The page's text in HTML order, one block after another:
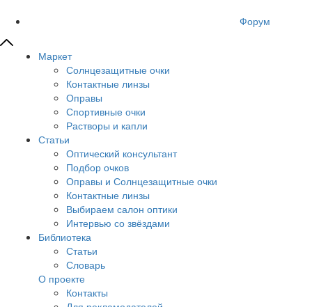
Форум
Маркет
Солнцезащитные очки
Контактные линзы
Оправы
Спортивные очки
Растворы и капли
Статьи
Оптический консультант
Подбор очков
Оправы и Солнцезащитные очки
Контактные линзы
Выбираем салон оптики
Интервью со звёздами
Библиотека
Статьи
Словарь
О проекте
Контакты